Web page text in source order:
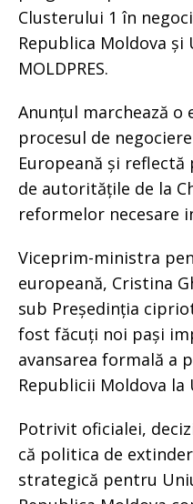
Clusterului 1 în
Republica Moldova
MOLDPRES.
Anunțul marchează
procesul de
Europeană și
de autoritățile de la
reformelor necesare
Viceprim-ministra
europeană, Cristina
sub Președinția
fost făcuți noi pași
avansarea formală a
Republicii Moldova la
Potrivit oficialei,
că politica de
strategică pentru